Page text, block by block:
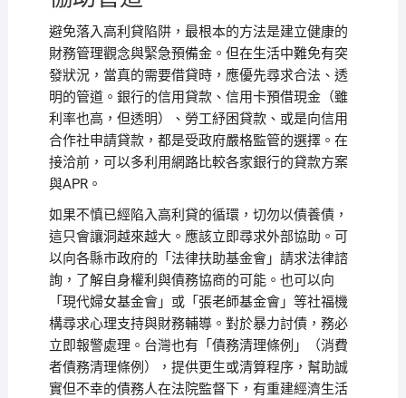
避免落入高利貸陷阱，最根本的方法是建立健康的
財務管理觀念與緊急預備金。但在生活中難免有突
發狀況，當真的需要借貸時，應優先尋求合法、透
明的管道。銀行的信用貸款、信用卡預借現金（雖
利率也高，但透明）、勞工紓困貸款、或是向信用
合作社申請貸款，都是受政府嚴格監管的選擇。在
接洽前，可以多利用網路比較各家銀行的貸款方案
與APR。
如果不慎已經陷入高利貸的循環，切勿以債養債，
這只會讓洞越來越大。應該立即尋求外部協助。可
以向各縣市政府的「法律扶助基金會」請求法律諮
詢，了解自身權利與債務協商的可能。也可以向
「現代婦女基金會」或「張老師基金會」等社福機
構尋求心理支持與財務輔導。對於暴力討債，務必
立即報警處理。台灣也有「債務清理條例」（消費
者債務清理條例），提供更生或清算程序，幫助誠
實但不幸的債務人在法院監督下，有重建經濟生活